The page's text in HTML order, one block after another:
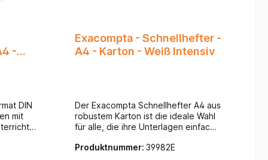
-
DIN
mit
Exacompta - Schnellhefter -
A4 - Karton - Weiß Intensiv
Der Exacompta Schnellhefter A4 aus
robustem Karton ist die ideale Wahl
für alle, die ihre Unterlagen einfach,
möchten. Ob für die Schule, das
Produktnummer: 39982E